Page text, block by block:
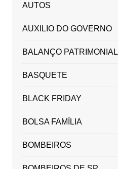
AUTOS
AUXILIO DO GOVERNO
BALANÇO PATRIMONIAL
BASQUETE
BLACK FRIDAY
BOLSA FAMÍLIA
BOMBEIROS